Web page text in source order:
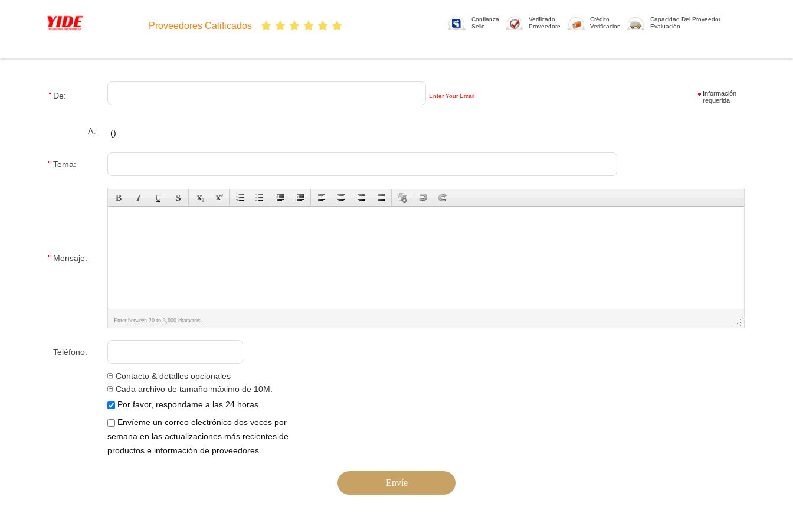
Proveedores Calificados
Confianza
Sello
Verificado
Proveedore
Crédito
Verificación
Capacidad Del Proveedor
Evaluación
De: Enter Your Email
Información
requerida
A: ()
Tema:
Mensaje:
Enter between 20 to 3,000 characters.
Teléfono:
Contacto & detalles opcionales
Cada archivo de tamaño máximo de 10M.
Por favor, respondame a las 24 horas.
Envíeme un correo electrónico dos veces por
semana en las actualizaciones más recientes de
productos e información de proveedores.